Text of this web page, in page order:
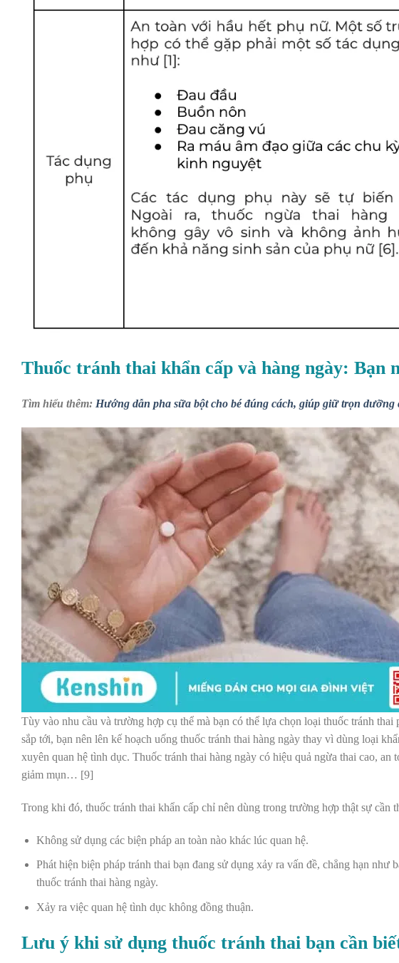
Thuốc tránh thai khẩn cấp và hàng ngày: Bạn
Tìm hiểu thêm: Hướng dẫn pha sữa bột cho bé đúng cách, giúp giữ trọn dưỡng
Tùy vào nhu cầu và trường hợp cụ thể mà bạn có thể lựa chọn loại thuốc tránh
sắp tới, bạn nên lên kế hoạch uống thuốc tránh thai hàng ngày thay vì dùng loại
xuyên quan hệ tình dục. Thuốc tránh thai hàng ngày có hiệu quả ngừa thai cao, an
giảm mụn… [9]
Trong khi đó, thuốc tránh thai khẩn cấp chỉ nên dùng trong trường hợp thật sự cần
Không sử dụng các biện pháp an toàn nào khác lúc quan hệ.
Phát hiện biện pháp tránh thai bạn đang sử dụng xảy ra vấn đề, chẳng hạn
thuốc tránh thai hàng ngày.
Xảy ra việc quan hệ tình dục không đồng thuận.
Lưu ý khi sử dụng thuốc tránh thai bạn cần